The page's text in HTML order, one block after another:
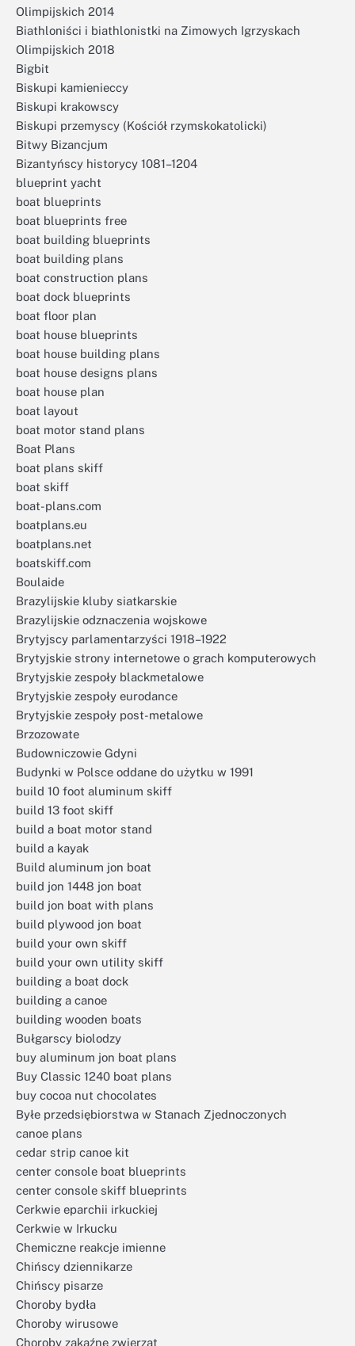
Olimpijskich 2014
Biathloniści i biathlonistki na Zimowych Igrzyskach
Olimpijskich 2018
Bigbit
Biskupi kamienieccy
Biskupi krakowscy
Biskupi przemyscy (Kościół rzymskokatolicki)
Bitwy Bizancjum
Bizantyńscy historycy 1081–1204
blueprint yacht
boat blueprints
boat blueprints free
boat building blueprints
boat building plans
boat construction plans
boat dock blueprints
boat floor plan
boat house blueprints
boat house building plans
boat house designs plans
boat house plan
boat layout
boat motor stand plans
Boat Plans
boat plans skiff
boat skiff
boat-plans.com
boatplans.eu
boatplans.net
boatskiff.com
Boulaide
Brazylijskie kluby siatkarskie
Brazylijskie odznaczenia wojskowe
Brytyjscy parlamentarzyści 1918–1922
Brytyjskie strony internetowe o grach komputerowych
Brytyjskie zespoły blackmetalowe
Brytyjskie zespoły eurodance
Brytyjskie zespoły post-metalowe
Brzozowate
Budowniczowie Gdyni
Budynki w Polsce oddane do użytku w 1991
build 10 foot aluminum skiff
build 13 foot skiff
build a boat motor stand
build a kayak
Build aluminum jon boat
build jon 1448 jon boat
build jon boat with plans
build plywood jon boat
build your own skiff
build your own utility skiff
building a boat dock
building a canoe
building wooden boats
Bułgarscy biolodzy
buy aluminum jon boat plans
Buy Classic 1240 boat plans
buy cocoa nut chocolates
Byłe przedsiębiorstwa w Stanach Zjednoczonych
canoe plans
cedar strip canoe kit
center console boat blueprints
center console skiff blueprints
Cerkwie eparchii irkuckiej
Cerkwie w Irkucku
Chemiczne reakcje imienne
Chińscy dziennikarze
Chińscy pisarze
Choroby bydła
Choroby wirusowe
Choroby zakaźne zwierząt